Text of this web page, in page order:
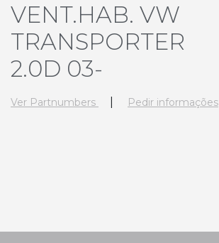
VENT.HAB. VW
TRANSPORTER
2.0D 03-
Ver Partnumbers Pedir informações